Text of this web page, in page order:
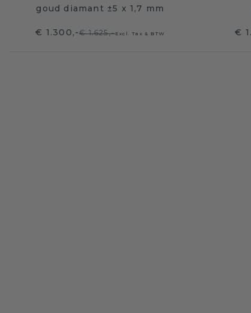
goud diamant ±5 x 1,7 mm
€ 1.300,-€ 1.625,-Excl. Tax & BTW €